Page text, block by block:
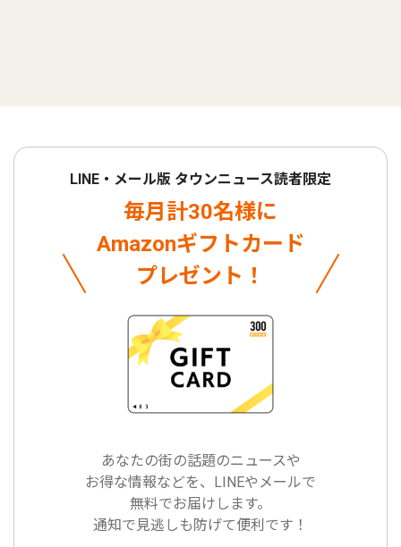
LINE・メール版 タウンニュース読者限定
毎月計30名様に
Amazonギフトカード
プレゼント！
あなたの街の話題のニュースや
お得な情報などを、LINEやメールで
無料でお届けします。
通知で見逃しも防げて便利です！